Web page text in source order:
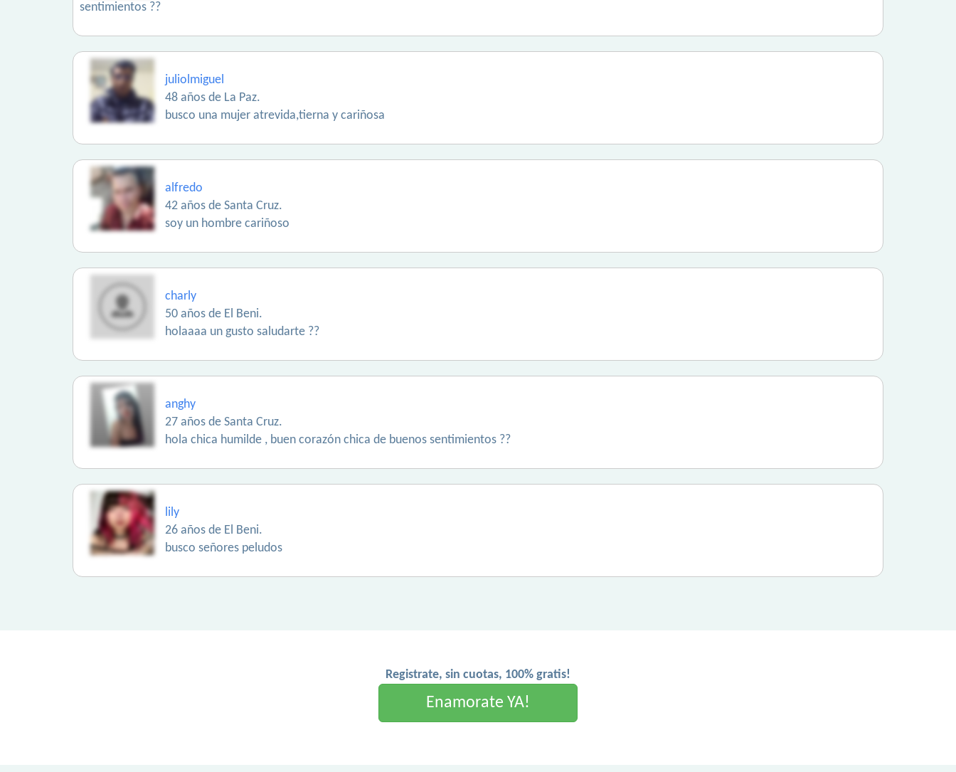
sentimientos ??
juliolmiguel
48 años de La Paz.
busco una mujer atrevida,tierna y cariñosa
alfredo
42 años de Santa Cruz.
soy un hombre cariñoso
charly
50 años de El Beni.
holaaaa un gusto saludarte ??
anghy
27 años de Santa Cruz.
hola chica humilde , buen corazón chica de buenos sentimientos ??
lily
26 años de El Beni.
busco señores peludos
Registrate, sin cuotas, 100% gratis!
Enamorate YA!